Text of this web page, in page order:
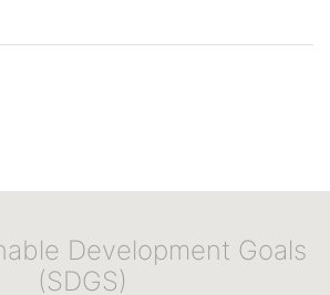
Development Goals
(SDGS)